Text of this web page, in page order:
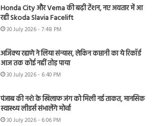
Honda City और Verna की बढ़ी टेंशन, नए अवतार में आ
रही Skoda Slavia Facelift
30 July 2026 - 7:48 PM
अजिंक्य रहाणे ने लिया संन्यास, लेकिन कप्तानी का ये रिकॉर्ड
आज तक कोई नहीं तोड़ पाया
30 July 2026 - 6:40 PM
पंजाब की नशे के खिलाफ जंग को मिली नई ताकत, मानसिक
स्वास्थ्य लीडर्स संभालेंगे मोर्चा
30 July 2026 - 6:06 PM